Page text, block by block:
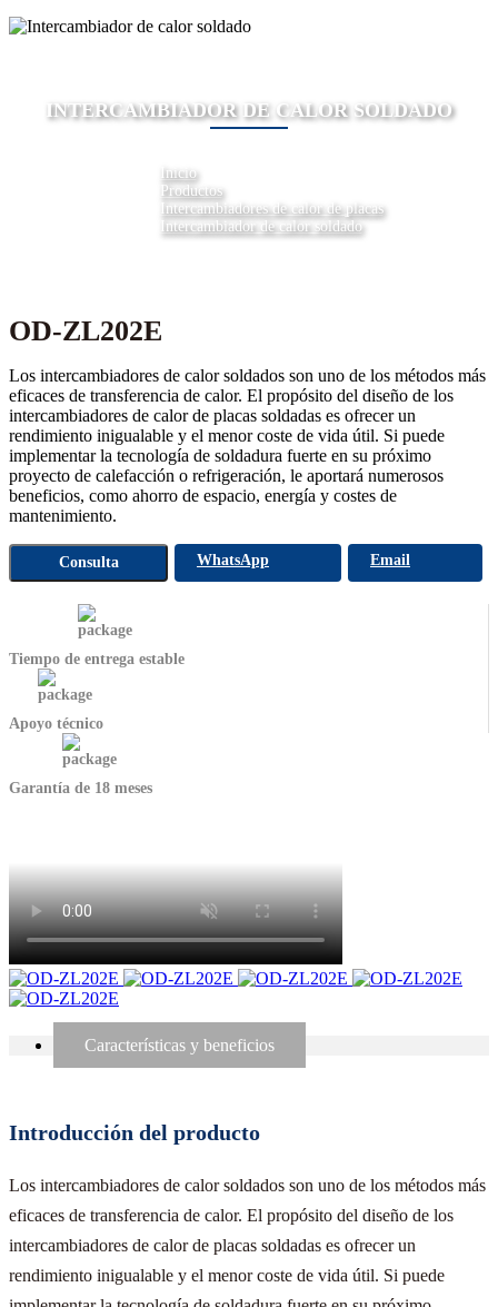
INTERCAMBIADOR DE CALOR SOLDADO
Inicio
Productos
Intercambiadores de calor de placas
Intercambiador de calor soldado
OD-ZL202E
Los intercambiadores de calor soldados son uno de los métodos más
eficaces de transferencia de calor. El propósito del diseño de los
intercambiadores de calor de placas soldadas es ofrecer un
rendimiento inigualable y el menor coste de vida útil. Si puede
implementar la tecnología de soldadura fuerte en su próximo
proyecto de calefacción o refrigeración, le aportará numerosos
beneficios, como ahorro de espacio, energía y costes de
mantenimiento.
Consulta WhatsApp Email
Tiempo de entrega estable
Apoyo técnico
Garantía de 18 meses
Características y beneficios
Introducción del producto
Los intercambiadores de calor soldados son uno de los métodos más
eficaces de transferencia de calor. El propósito del diseño de los
intercambiadores de calor de placas soldadas es ofrecer un
rendimiento inigualable y el menor coste de vida útil. Si puede